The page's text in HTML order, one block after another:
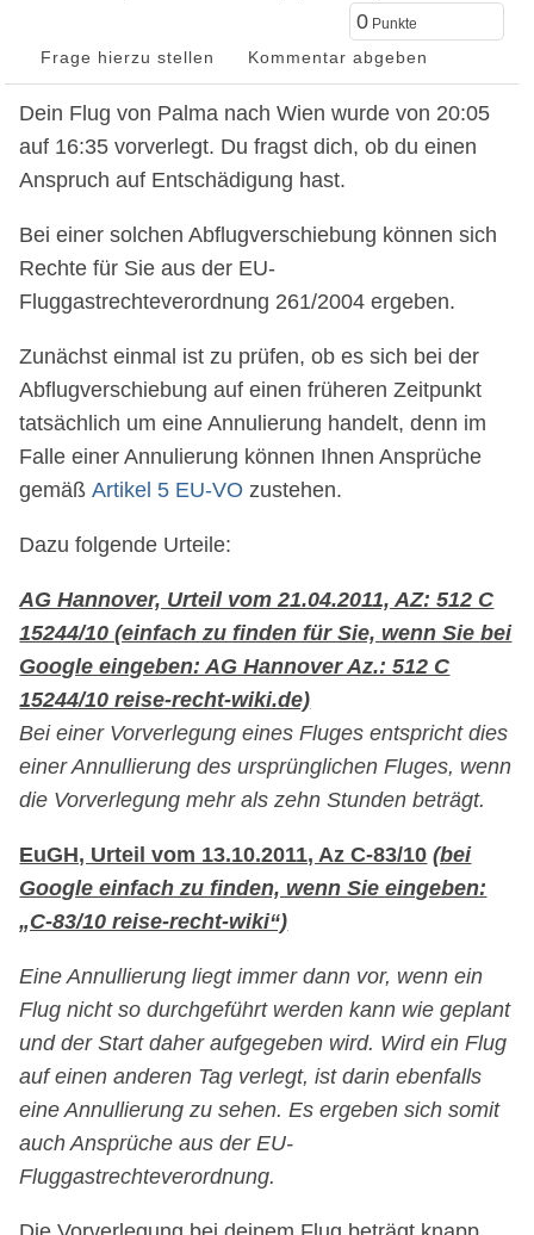
0Punkte
Dein Flug von Palma nach Wien wurde von 20:05
auf 16:35 vorverlegt. Du fragst dich, ob du einen
Anspruch auf Entschädigung hast.
Bei einer solchen Abflugverschiebung können sich
Rechte für Sie aus der EU-
Fluggastrechteverordnung 261/2004 ergeben.
Zunächst einmal ist zu prüfen, ob es sich bei der
Abflugverschiebung auf einen früheren Zeitpunkt
tatsächlich um eine Annulierung handelt, denn im
Falle einer Annulierung können Ihnen Ansprüche
gemäßArtikel 5 EU-VO zustehen.
Dazu folgende Urteile:
AG Hannover, Urteil vom 21.04.2011, AZ: 512 C
15244/10 (einfach zu finden für Sie, wenn Sie bei
Google eingeben: AG Hannover Az.: 512 C
15244/10 reise-recht-wiki.de)
Bei einer Vorverlegung eines Fluges entspricht dies
einer Annullierung des ursprünglichen Fluges, wenn
die Vorverlegung mehr als zehn Stunden beträgt.
EuGH, Urteil vom 13.10.2011, Az C-83/10 (bei
Google einfach zu finden, wenn Sie eingeben:
„C-83/10 reise-recht-wiki“)
Eine Annullierung liegt immer dann vor, wenn ein
Flug nicht so durchgeführt werden kann wie geplant
und der Start daher aufgegeben wird. Wird ein Flug
auf einen anderen Tag verlegt, ist darin ebenfalls
eine Annullierung zu sehen. Es ergeben sich somit
auch Ansprüche aus der EU-
Fluggastrechteverordnung.